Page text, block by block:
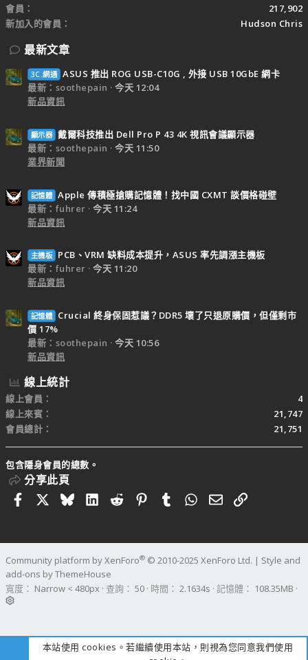
會員
217,902
新加入的會員
Hudson Chris
最新文章
3C.網通 ASUS 推出 ROG USB-C10G , 外接 USB 10GbE 網卡
最新：soothepain
今天 12:04
新品資訊
顯示器 戴爾科技推出 Dell Pro P 43 4K 視訊會議顯示器
最新：soothepain
今天 11:50
業界新聞
記憶體 Apple 傳積極搶購記憶體！找中國 CXMT 談價格碰壁
最新：fuhrer
今天 11:24
新品資訊
主機板
PCB、VRM 缺料成本提升，ASUS 率先調漲主機板
最新：fuhrer
今天 11:20
新品資訊
記憶體
Crucial 終身保固惹議？DDR5 壞了只退原購價，但僅剩市
價 17%
最新：soothepain
今天 10:56
新品資訊
線上統計
線上會員
4
線上來賓
21,747
會員總計
21,751
包含隱身會員的總數。
分享此頁
FacebookBlueskyLinkedIn
RedditPinterestTumblrWhatsApp
電子郵件
連結
Community platform by XenForo® © 2010-2025 XenForo Ltd. | Style and
add-ons by ThemeHouse
寬度
查詢 50 時間 2.1634s 記憶體 108.35MB
本站使用 cookies。若繼續使用本站，則視為您同意我們使用